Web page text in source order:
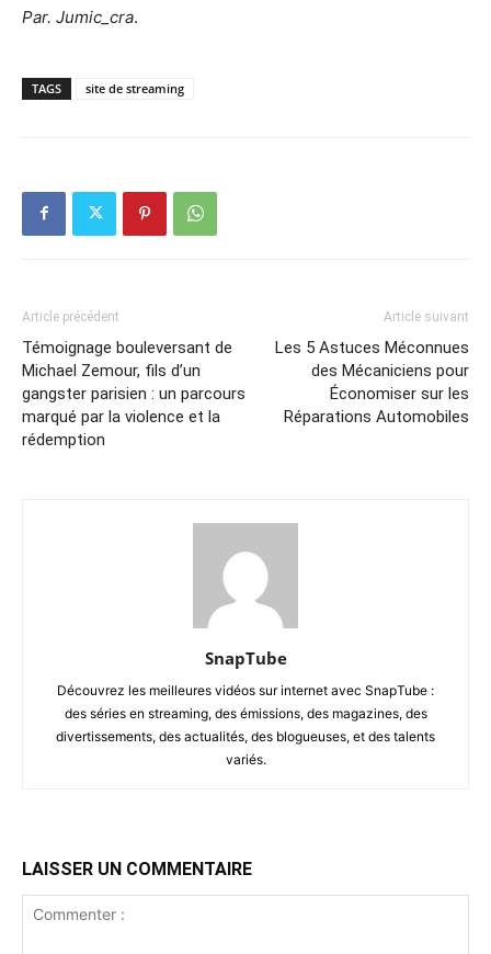
Par. Jumic_cra.
TAGS site de streaming
Article précédent
Témoignage bouleversant de
Michael Zemour, fils d’un
gangster parisien : un parcours
marqué par la violence et la
rédemption
Article suivant
Les 5 Astuces Méconnues
des Mécaniciens pour
Économiser sur les
Réparations Automobiles
SnapTube
Découvrez les meilleures vidéos sur internet avec SnapTube :
des séries en streaming, des émissions, des magazines, des
divertissements, des actualités, des blogueuses, et des talents
variés.
LAISSER UN COMMENTAIRE